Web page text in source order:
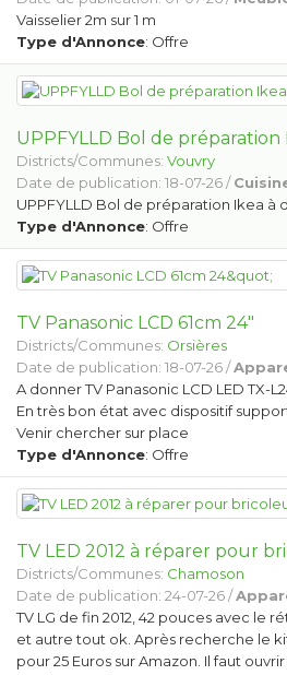
Vaisselier 2m sur 1 m
Type d'Annonce: Offre
UPPFYLLD Bol de préparation
Districts/Communes: Vouvry
Date de publication: 18-07-26 /
UPPFYLLD Bol de préparation Ikea à
Type d'Annonce: Offre
TV Panasonic LCD 61cm 24"
Districts/Communes: Orsières
Date de publication: 18-07-26 /
A donner TV Panasonic LCD LED TX-
En très bon état avec dispositif
Venir chercher sur place
Type d'Annonce: Offre
TV LED 2012 à réparer pour
Districts/Communes: Chamoson
Date de publication: 24-07-26 /
TV LG de fin 2012, 42 pouces avec le
et autre tout ok. Après recherche le
pour 25 Euros sur Amazon. Il faut